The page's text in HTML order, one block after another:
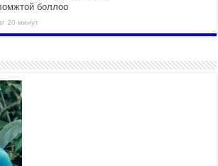
боллоо
20 минут
хоолойн ажил 80
үргэлжилж байна
14 минут
аадар бороо орж
тул аюулгүй байдлаа
үер усны аюулаас
нийслэлийн